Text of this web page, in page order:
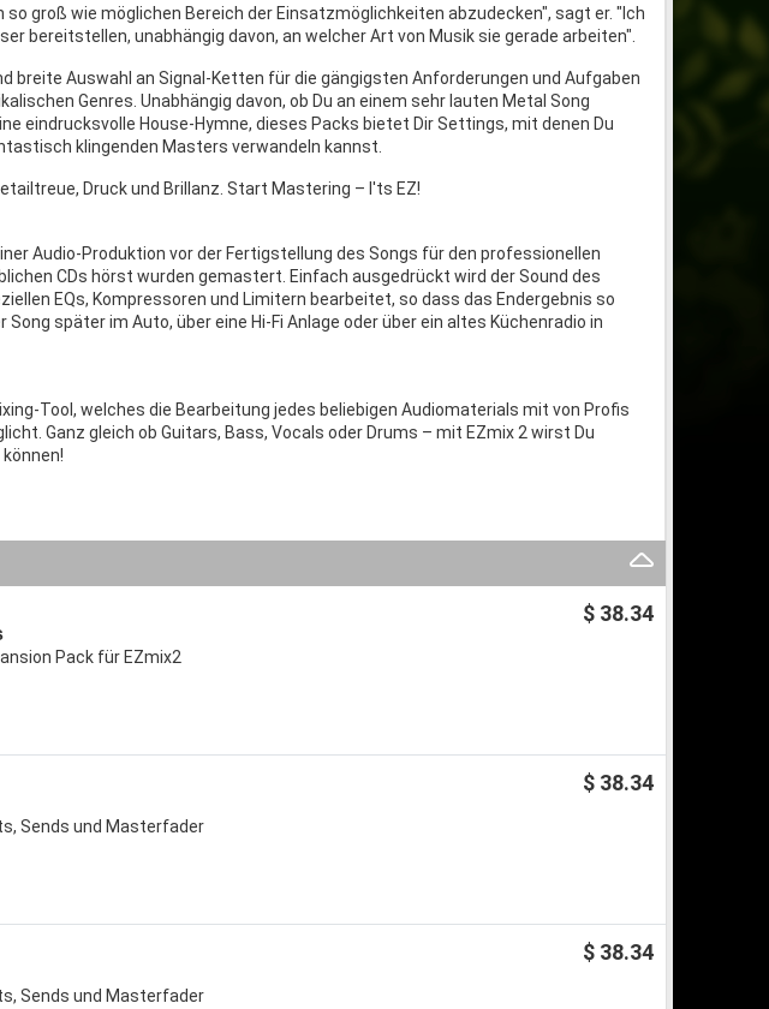
groß wie möglichen Bereich der Einsatzmöglichkeiten abzudecken", sagt er. "Ich
bereitstellen, unabhängig davon, an welcher Art von Musik sie gerade arbeiten".
breite Auswahl an Signal-Ketten für die gängigsten Anforderungen und Aufgaben
Genres. Unabhängig davon, ob Du an einem sehr lauten Metal Song
eindrucksvolle House-Hymne, dieses Packs bietet Dir Settings, mit denen Du
klingenden Masters verwandeln kannst.
Druck und Brillanz. Start Mastering – I'ts EZ!
Audio-Produktion vor der Fertigstellung des Songs für den professionellen
CDs hörst wurden gemastert. Einfach ausgedrückt wird der Sound des
EQs, Kompressoren und Limitern bearbeitet, so dass das Endergebnis so
später im Auto, über eine Hi-Fi Anlage oder über ein altes Küchenradio in
Tool, welches die Bearbeitung jedes beliebigen Audiomaterials mit von Profis
Ganz gleich ob Guitars, Bass, Vocals oder Drums – mit EZmix 2 wirst Du
$ 38.34
Pack für EZmix2
$ 38.34
Sends und Masterfader
$ 38.34
Sends und Masterfader